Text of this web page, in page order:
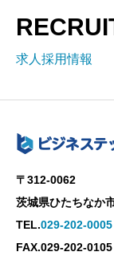
求人採用情報
〒312-0062
茨城県ひたちなか
TEL.029-202-0005
FAX.029-202-0105